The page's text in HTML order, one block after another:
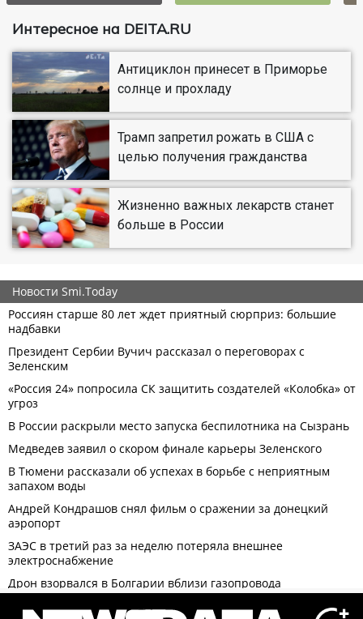
Интересное на DEITA.RU
Антициклон принесет в Приморье
солнце и прохладу
Трамп запретил рожать в США с
целью получения гражданства
Жизненно важных лекарств станет
больше в России